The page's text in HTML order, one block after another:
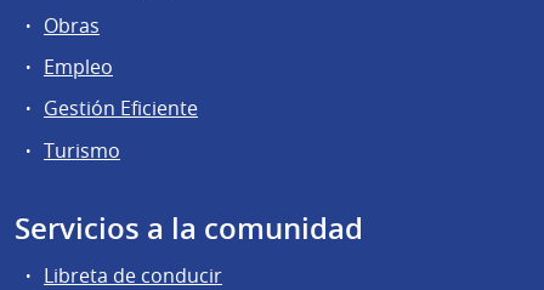
Obras
Empleo
Gestión Eficiente
Turismo
Servicios a la comunidad
Libreta de conducir